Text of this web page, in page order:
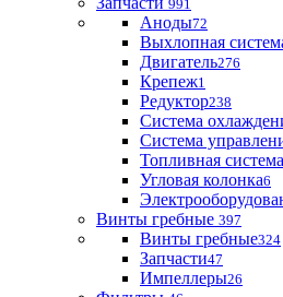
991
Аноды72
Выхлопная
Двигатель276
Крепеж1
Редуктор238
Система
Система
Топливная система
Угловая колонка6
Винты гребные 397
Винты гребные324
Запчасти47
Импеллеры26